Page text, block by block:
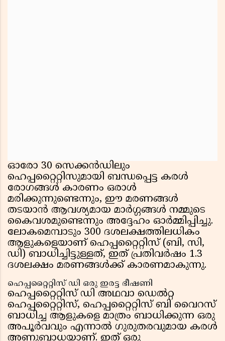
ഓരോ 30 സെക്കൻഡിലും
ഹെപ്പറ്റൈറ്റിസുമായി ബന്ധപ്പെട്ട കരൾ
രോഗങ്ങൾ കാരണം ഒരാൾ
മരിക്കുന്നുണ്ടെന്നും, ഈ മരണങ്ങൾ
തടയാൻ ആവശ്യമായ മാർഗ്ഗങ്ങൾ നമ്മുടെ
കൈവശമുണ്ടെന്നും അദ്ദേഹം ഓർമ്മിപ്പിച്ചു.
ലോകമെമ്പാടും 300 ദശലക്ഷത്തിലധികം
ആളുകളെയാണ് ഹെപ്പറ്റൈറ്റിസ് (ബി, സി,
ഡി) ബാധിച്ചിട്ടുള്ളത്, ഇത് പ്രതിവർഷം 1.3
ദശലക്ഷം മരണങ്ങൾക്ക് കാരണമാകുന്നു.
ഹെപ്പറ്റൈറ്റിസ് ഡി ഒരു ഇരട്ട ഭീഷണി
ഹെപ്പറ്റൈറ്റിസ് ഡി അഥവാ ഡെൽറ്റ
ഹെപ്പറ്റൈറ്റിസ്, ഹെപ്പറ്റൈറ്റിസ് ബി വൈറസ്
ബാധിച്ച ആളുകളെ മാത്രം ബാധിക്കുന്ന ഒരു
അപൂർവവും എന്നാൽ ഗുരുതരവുമായ കരൾ
അണുബാധയാണ്. ഇത് ഒരു